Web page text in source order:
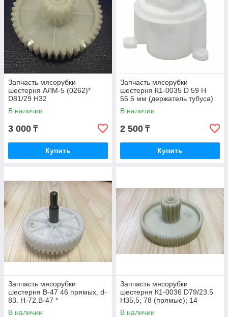
Запчасть мясорубки
шестерня АЛМ-5 (0262)*
D81/29 H32
45(прямые),15(прямые)
Redmond *
В наличии
3 000 ₸
Купить
Запчасть мясорубки
шестерня К1-0035 D 59 H
55.5 мм (держатель тубуса)
Zelmer
В наличии
2 500 ₸
Купить
Запчасть мясорубки
шестерня В-47 46 прямых, d-
83. H-72.В-47 *
В наличии
Запчасть мясорубки
шестерня К1-0036 D79/23.5
H35,5; 78 (прямые); 14
(прямые) # Optima
В наличии